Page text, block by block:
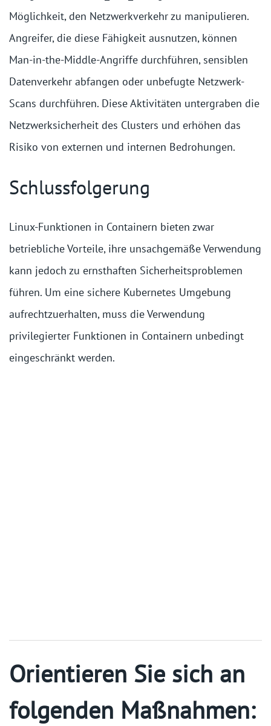
Möglichkeit, den Netzwerkverkehr zu manipulieren.
Angreifer, die diese Fähigkeit ausnutzen, können
Man-in-the-Middle-Angriffe durchführen, sensiblen
Datenverkehr abfangen oder unbefugte Netzwerk-
Scans durchführen. Diese Aktivitäten untergraben die
Netzwerksicherheit des Clusters und erhöhen das
Risiko von externen und internen Bedrohungen.
Schlussfolgerung
Linux-Funktionen in Containern bieten zwar
betriebliche Vorteile, ihre unsachgemäße Verwendung
kann jedoch zu ernsthaften Sicherheitsproblemen
führen. Um eine sichere Kubernetes Umgebung
aufrechtzuerhalten, muss die Verwendung
privilegierter Funktionen in Containern unbedingt
eingeschränkt werden.
Orientieren Sie sich an
folgenden Maßnahmen: